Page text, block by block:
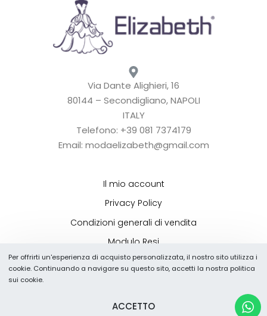
Via Dante Alighieri, 16
80144 – Secondigliano, NAPOLI
ITALY
Telefono: +39 081 7374179
Email: modaelizabeth@gmail.com
Il mio account
Privacy Policy
Condizioni generali di vendita
Modulo Resi
Lascia una recensione
Certificazioni
Per offrirti un'esperienza di acquisto personalizzata, il nostro sito utilizza i
cookie. Continuando a navigare su questo sito, accetti la nostra politica
sui cookie.
ACCETTO